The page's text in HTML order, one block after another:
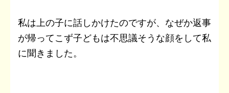
私は上の子に話しかけたのですが、なぜか返事
が帰ってこず子どもは不思議そうな顔をして私
に聞きました。